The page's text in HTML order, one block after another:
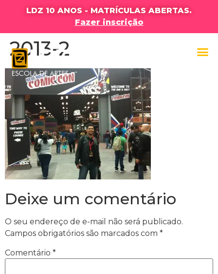
LDZ 10 ANOS - MATRÍCULAS ABERTAS.
Fazer inscrição
2013-2
Deixe um comentário
O seu endereço de e-mail não será publicado.
Campos obrigatórios são marcados com *
Comentário *